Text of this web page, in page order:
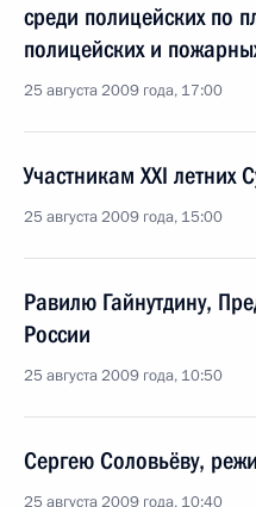
среди полицейских по
полицейских и
25 августа 2009 года, 17:00
Участникам XXI летних
25 августа 2009 года, 15:00
Равилю Гайнутдину,
России
25 августа 2009 года, 10:50
Сергею Соловьёву,
25 августа 2009 года, 10:40